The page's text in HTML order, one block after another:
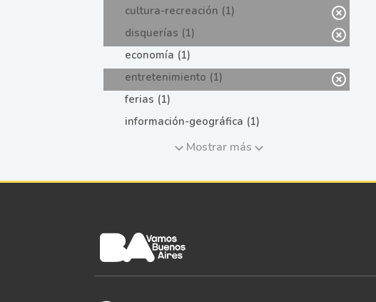
cultura-recreación (1)
disquerías (1)
economía (1)
entretenimiento (1)
ferias (1)
información-geográfica (1)
Mostrar más